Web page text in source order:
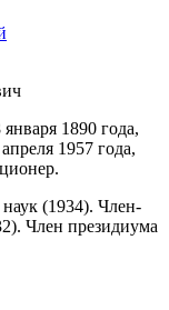
января 1890 года,
1957 года,
(1934). Член-
Член президиума